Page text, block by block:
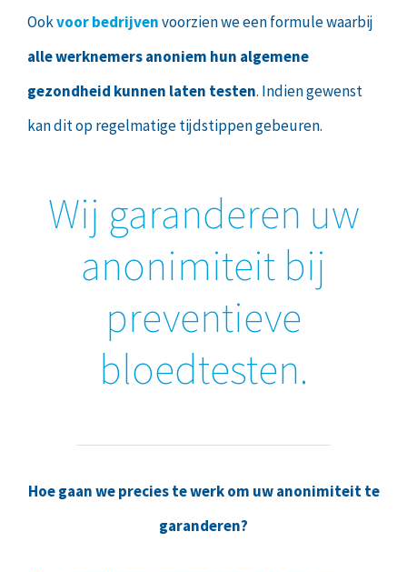
Ookvoor bedrijvenvoorzien we een formule waarbij
alle werknemers anoniem hun algemene
gezondheid kunnen laten testen. Indien gewenst
kan dit op regelmatige tijdstippen gebeuren.
Wij garanderen uw
anonimiteit bij
preventieve
bloedtesten.
Hoe gaan we precies te werk om uw anonimiteit te
garanderen?